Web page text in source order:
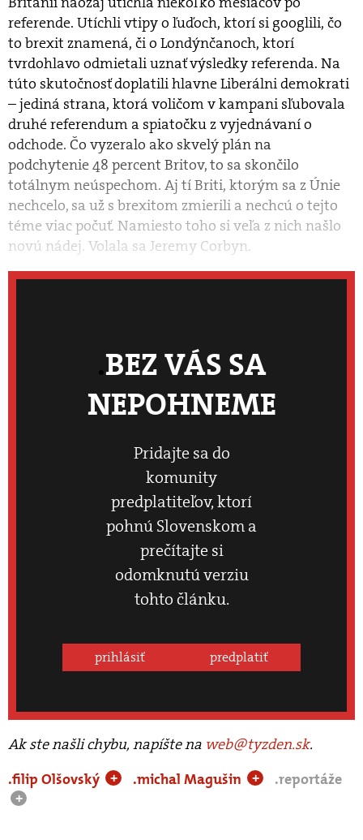
referende. Utíchli vtipy o ľuďoch, ktorí si googlili, čo
to brexit znamená, či o Londýnčanoch, ktorí
tvrdohlavo odmietali uznať výsledky referenda. Na
túto skutočnosť doplatili hlavne Liberálni demokrati
– jediná strana, ktorá voličom v kampani sľubovala
druhé referendum a spiatočku z vyjednávaní o
odchode. Čo vyzeralo ako skvelý plán na
podchytenie 48 percent Britov, to sa skončilo
totálnym neúspechom. Aj tí Briti, ktorým sa z Únie
nechcelo, sa už s brexitom zmierili a nechcú o tejto
téme viac počuť. Namiesto toho si veľa z nich našlo
novú nádej. Volala sa Jeremy Corbyn.
BEZ VÁS SA
NEPOHNEME
Pridajte sa do
komunity
predplatiteľov, ktorí
pohnú Slovenskom a
prečítajte si
odomknutú verziu
tohto článku.
prihlásiť predplatiť
Ak ste našli chybu, napíšte na web@tyzden.sk.
.filip Olšovský
+ .michal Magušin + .reportáže
+